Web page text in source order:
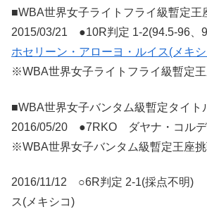
■WBA世界女子ライトフライ級暫定王
2015/03/21 ●10R判定 1-2(94.5-96、
ホセリーン・アローヨ・ルイス(メキ
※WBA世界女子ライトフライ級暫定
■WBA世界女子バンタム級暫定タイト
2016/05/20 ●7RKO ダヤナ・コルデ
※WBA世界女子バンタム級暫定王座
2016/11/12 ○6R判定 2-1(採点不明)
ス(メキシコ)